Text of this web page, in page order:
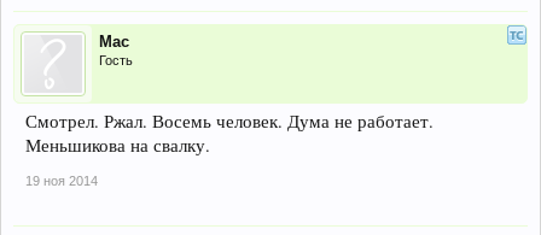
Мас
Гость
Смотрел. Ржал. Восемь человек. Дума не работает.
Меньшикова на свалку.
19 ноя 2014